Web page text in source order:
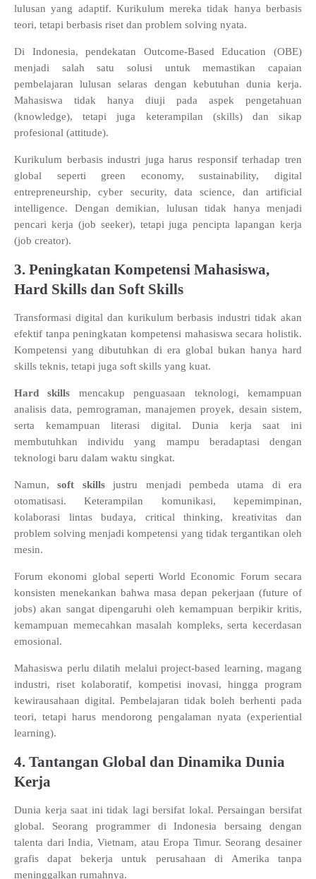
lulusan yang adaptif. Kurikulum mereka tidak hanya berbasis
teori, tetapi berbasis riset dan problem solving nyata.
Di Indonesia, pendekatan Outcome-Based Education (OBE)
menjadi salah satu solusi untuk memastikan capaian
pembelajaran lulusan selaras dengan kebutuhan dunia kerja.
Mahasiswa tidak hanya diuji pada aspek pengetahuan
(knowledge), tetapi juga keterampilan (skills) dan sikap
profesional (attitude).
Kurikulum berbasis industri juga harus responsif terhadap tren
global seperti green economy, sustainability, digital
entrepreneurship, cyber security, data science, dan artificial
intelligence. Dengan demikian, lulusan tidak hanya menjadi
pencari kerja (job seeker), tetapi juga pencipta lapangan kerja
(job creator).
3. Peningkatan Kompetensi Mahasiswa,
Hard Skills dan Soft Skills
Transformasi digital dan kurikulum berbasis industri tidak akan
efektif tanpa peningkatan kompetensi mahasiswa secara holistik.
Kompetensi yang dibutuhkan di era global bukan hanya hard
skills teknis, tetapi juga soft skills yang kuat.
Hard skills mencakup penguasaan teknologi, kemampuan
analisis data, pemrograman, manajemen proyek, desain sistem,
serta kemampuan literasi digital. Dunia kerja saat ini
membutuhkan individu yang mampu beradaptasi dengan
teknologi baru dalam waktu singkat.
Namun,soft skillsjustru menjadi pembeda utama di era
otomatisasi. Keterampilan komunikasi, kepemimpinan,
kolaborasi lintas budaya, critical thinking, kreativitas dan
problem solving menjadi kompetensi yang tidak tergantikan oleh
mesin.
Forum ekonomi global seperti World Economic Forum secara
konsisten menekankan bahwa masa depan pekerjaan (future of
jobs) akan sangat dipengaruhi oleh kemampuan berpikir kritis,
kemampuan memecahkan masalah kompleks, serta kecerdasan
emosional.
Mahasiswa perlu dilatih melalui project-based learning, magang
industri, riset kolaboratif, kompetisi inovasi, hingga program
kewirausahaan digital. Pembelajaran tidak boleh berhenti pada
teori, tetapi harus mendorong pengalaman nyata (experiential
learning).
4. Tantangan Global dan Dinamika Dunia
Kerja
Dunia kerja saat ini tidak lagi bersifat lokal. Persaingan bersifat
global. Seorang programmer di Indonesia bersaing dengan
talenta dari India, Vietnam, atau Eropa Timur. Seorang desainer
grafis dapat bekerja untuk perusahaan di Amerika tanpa
meninggalkan rumahnya.